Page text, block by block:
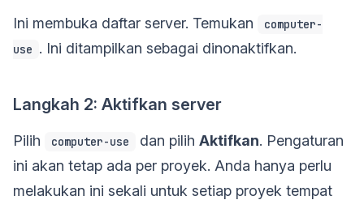
Ini membuka daftar server. Temukan
computer-
use . Ini ditampilkan sebagai dinonaktifkan.
Langkah 2: Aktifkan server
Pilih computer-use dan pilih Aktifkan. Pengaturan
ini akan tetap ada per proyek. Anda hanya perlu
melakukan ini sekali untuk setiap proyek tempat